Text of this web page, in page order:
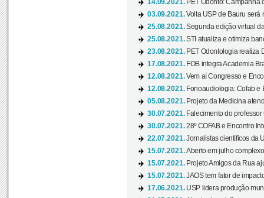
14.09.2021. PET Odonto: Campanha
03.09.2021.Volta USP de Bauru será
25.08.2021.Segunda edição virtual
25.08.2021.STI atualiza e otimiza
23.08.2021. PET Odontologia realiza
17.08.2021. FOB integra Academia
12.08.2021.Vem aí Congresso e
12.08.2021. Fonoaudiologia: Cofab e
05.08.2021. Projeto da Medicina
30.07.2021. Falecimento do
30.07.2021.28º COFAB e Encontro
22.07.2021.Jornalistas científicos da
15.07.2021.Aberto em julho
15.07.2021. Projeto Amigos da Rua
15.07.2021.JAOS tem fator de
17.06.2021. USP lidera produção